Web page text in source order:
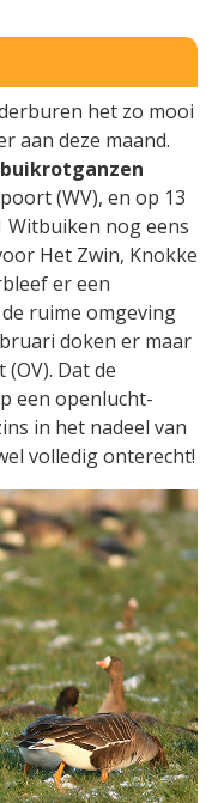
het zo mooi
aan deze maand.
(WV), en op 13
nog eens
Het Zwin, Knokke
er een
ruime omgeving
doken er maar
Dat de
een openlucht-
in het nadeel van
volledig onterecht!